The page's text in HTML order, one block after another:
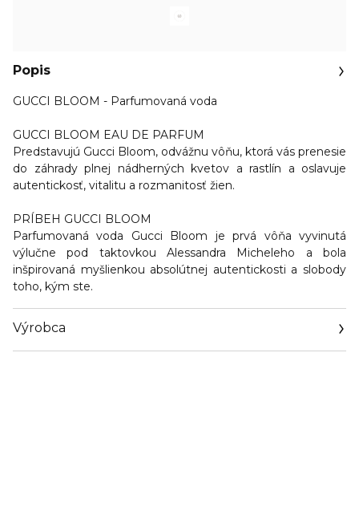
Popis
GUCCI BLOOM - Parfumovaná voda
GUCCI BLOOM EAU DE PARFUM
Predstavujú Gucci Bloom, odvážnu vôňu, ktorá vás prenesie
do záhrady plnej nádherných kvetov a rastlín a oslavuje
autentickosť, vitalitu a rozmanitosť žien.
PRÍBEH GUCCI BLOOM
Parfumovaná voda Gucci Bloom je prvá vôňa vyvinutá
výlučne pod taktovkou Alessandra Micheleho a bola
inšpirovaná myšlienkou absolútnej autentickosti a slobody
toho, kým ste.
Výrobca